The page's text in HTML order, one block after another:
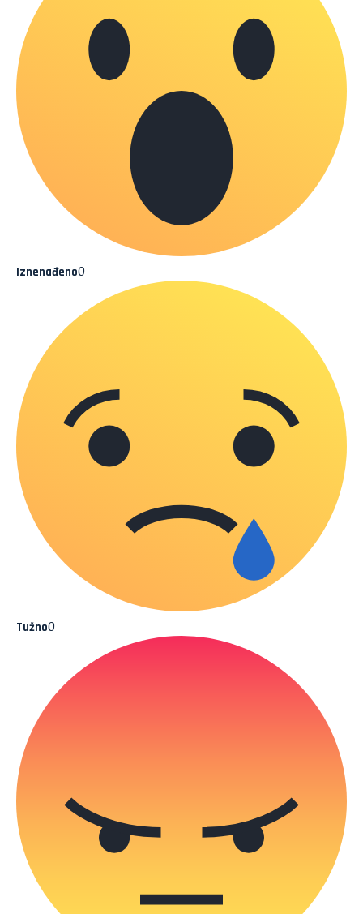
Iznenađeno0
Tužno0